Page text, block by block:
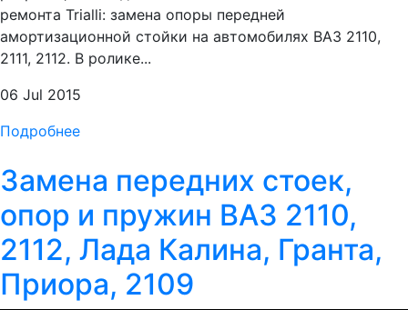
ремонта Trialli: замена опоры передней
амортизационной стойки на автомобилях ВАЗ 2110,
2111, 2112. В ролике...
06 Jul 2015
Подробнее
Замена передних стоек,
опор и пружин ВАЗ 2110,
2112, Лада Калина, Гранта,
Приора, 2109